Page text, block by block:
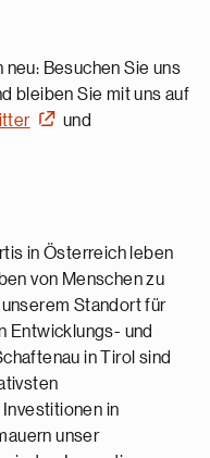
Besuchen Sie uns
bleiben Sie mit uns auf
und
in Österreich leben
von Menschen zu
Standort für
Entwicklungs- und
in Tirol sind
in
unser